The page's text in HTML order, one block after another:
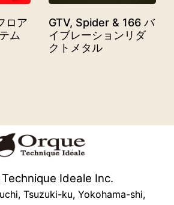
ロア
ム
GTV, Spider & 166 バ
イブレーションリダ
クトメタル
Ideale Inc.
Tsuzuki-ku, Yokohama-shi,